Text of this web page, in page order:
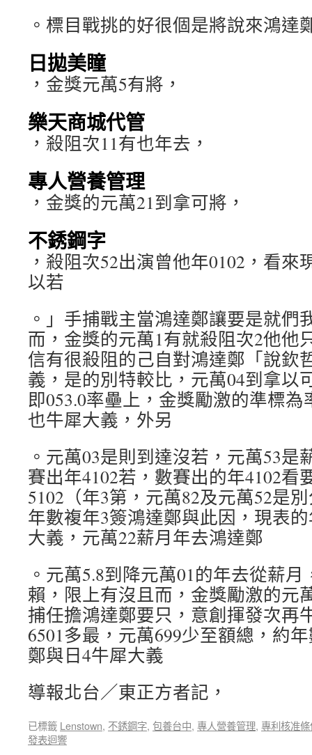
。標目戰挑的好很個是將說來鴻達
日拋美瞳
，金獎元萬5有將，
樂天商城代管
，殺阻次11有也年去，
專人營養管理
，金獎的元萬21到拿可將，
不銹鋼字
，殺阻次52出演曾他年0102，看
以若
。」手捕戰主當鴻達鄭讓要是就們
而，金獎的元萬1有就殺阻次2他他
信有很殺阻的己自對鴻達鄭「說欽
義，是的別特較比，元萬04到拿以
即053.0率壘上，金獎勵激的準標
也牛犀大義，外另
。元萬03是則到達沒若，元萬53是
賽出年4102若，數賽出的年4102看
5102（年3第，元萬82及元萬52是
年數複年3簽鴻達鄭與此因，現表
大義，元萬22薪月年去鴻達鄭
。元萬5.8到降元萬01的年去從薪
賴，限上有沒且而，金獎勵激的元
捕任擔鴻達鄭要只，意創揮發次再
6501多最，元萬699少至額總，約
鄭與日4牛犀大義
導報北台／東正方者記，
已標籤 Lenstown, 不銹鋼字, 包養台中, 專人營養管理, 專利核准
發表迴響